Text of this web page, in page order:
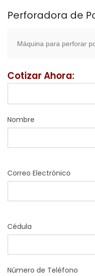
Perforadora de
Máquina para perforar
Cotizar Ahora:
Nombre
Correo Electrónico
Cédula
Número de Teléfono